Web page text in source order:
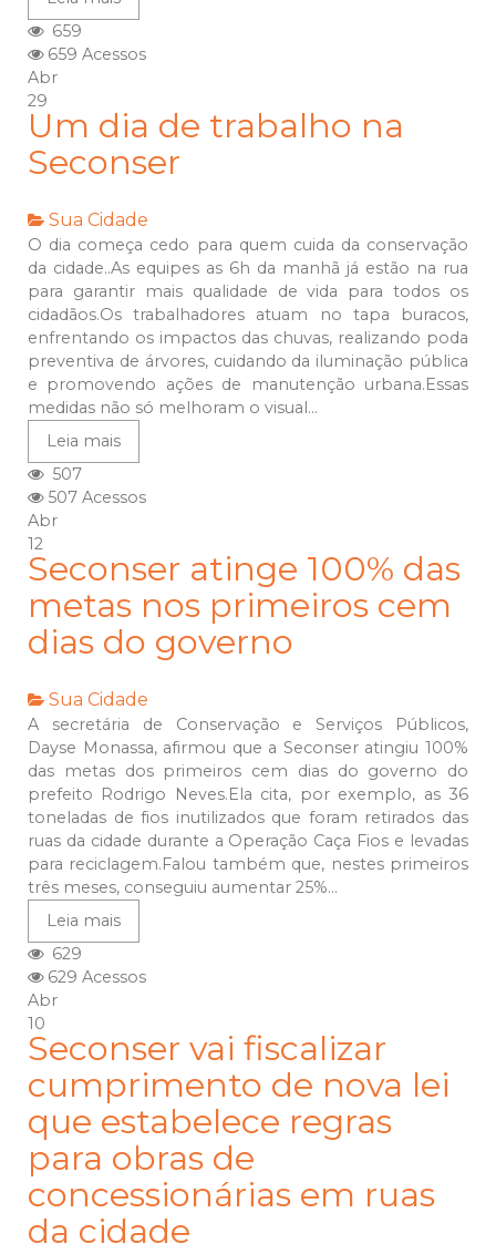
659
659 Acessos
Abr
29
Um dia de trabalho na
Seconser
Sua Cidade
O dia começa cedo para quem cuida da conservação
da cidade..As equipes as 6h da manhã já estão na rua
para garantir mais qualidade de vida para todos os
cidadãos.Os trabalhadores atuam no tapa buracos,
enfrentando os impactos das chuvas, realizando poda
preventiva de árvores, cuidando da iluminação pública
e promovendo ações de manutenção urbana.Essas
medidas não só melhoram o visual...
Leia mais
507
507 Acessos
Abr
12
Seconser atinge 100% das
metas nos primeiros cem
dias do governo
Sua Cidade
A secretária de Conservação e Serviços Públicos,
Dayse Monassa, afirmou que a Seconser atingiu 100%
das metas dos primeiros cem dias do governo do
prefeito Rodrigo Neves.Ela cita, por exemplo, as 36
toneladas de fios inutilizados que foram retirados das
ruas da cidade durante a Operação Caça Fios e levadas
para reciclagem.Falou também que, nestes primeiros
três meses, conseguiu aumentar 25%...
Leia mais
629
629 Acessos
Abr
10
Seconser vai fiscalizar
cumprimento de nova lei
que estabelece regras
para obras de
concessionárias em ruas
da cidade